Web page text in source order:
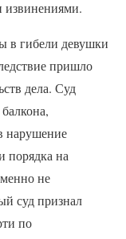
извинениями.
в гибели девушки
пришло
дела. Суд
нарушение
порядка на
не
суд признал
по